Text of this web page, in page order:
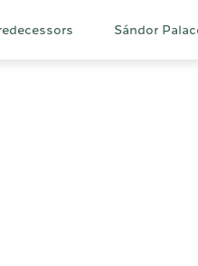
Sándor